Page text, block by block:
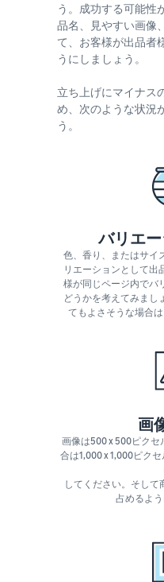
う。成功する可能性
品名、見やすい画像
て、お客様が出品者
うにしましょう。
立ち上げにマイナス
め、次のような状況
う。
バリエ
色、香り、またはサイ
リエーションとして出
様が同じページ内でバ
どうかを考えてみまし
てもよさそうな場合
画
画像は500 x 500ピク
合は1,000 x 1,000ピク
してください。そして
占めるよう